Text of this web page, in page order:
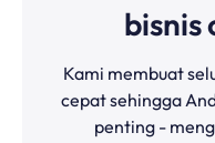
bisnis
Kami membuat
cepat sehingga
penting -